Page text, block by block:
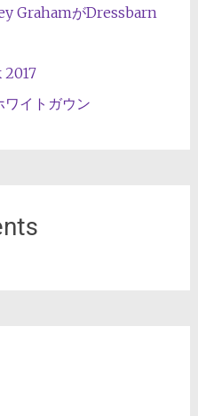
GrahamがDressbarn
ワイトガウン